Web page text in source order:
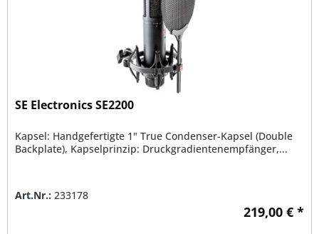
SE Electronics SE2200
Kapsel: Handgefertigte 1" True Condenser-Kapsel (Double
Backplate), Kapselprinzip: Druckgradientenempfänger,...
Art.Nr.: 233178
219,00 € *